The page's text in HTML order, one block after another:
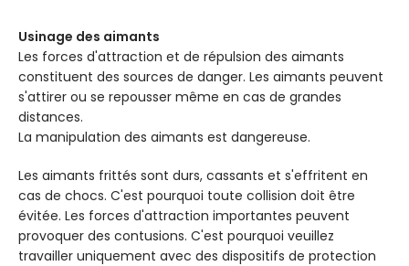
Usinage des aimants
Les forces d'attraction et de répulsion des aimants
constituent des sources de danger. Les aimants peuvent
s'attirer ou se repousser même en cas de grandes
distances.
La manipulation des aimants est dangereuse.
Les aimants frittés sont durs, cassants et s'effritent en
cas de chocs. C'est pourquoi toute collision doit être
évitée. Les forces d'attraction importantes peuvent
provoquer des contusions. C'est pourquoi veuillez
travailler uniquement avec des dispositifs de protection